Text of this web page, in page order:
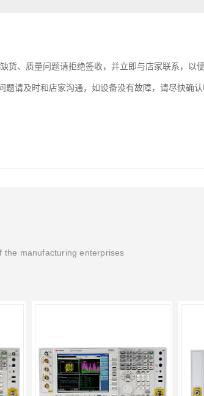
货、质量问题请拒绝签收，并立即与店家联系，以
请及时和店家沟通，如设备没有故障，请尽快确认
the manufacturing enterprises